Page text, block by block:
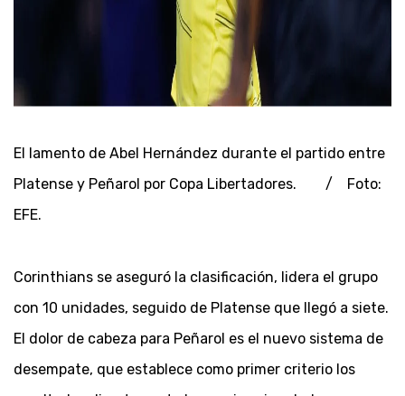
El lamento de Abel Hernández durante el partido entre
Platense y Peñarol por Copa Libertadores. / Foto:
EFE.
Corinthians se aseguró la clasificación, lidera el grupo
con 10 unidades, seguido de Platense que llegó a siete.
El dolor de cabeza para Peñarol es el nuevo sistema de
desempate, que establece como primer criterio los